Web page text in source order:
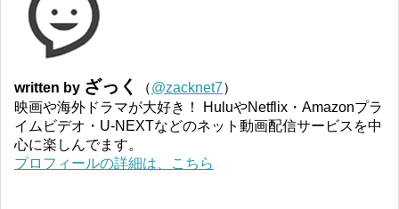
written by ざっく （@zacknet7）
映画や海外ドラマが大好き！ HuluやNetflix・Amazonプラ
イムビデオ・U-NEXTなどのネット動画配信サービスを中
心に楽しんでます。
プロフィールの詳細は、こちら